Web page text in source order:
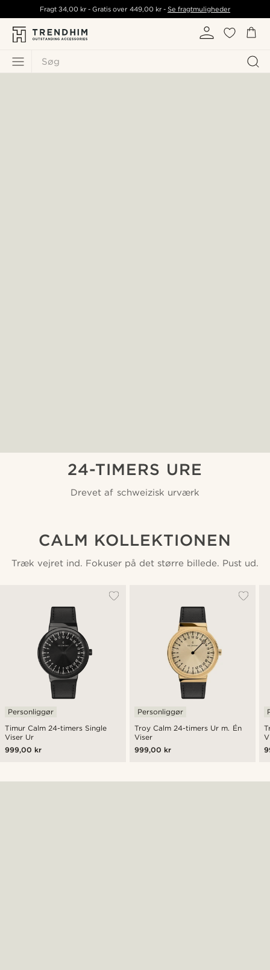
Søg
Fragt34,00 kr - Gratis over 449,00 kr- Se fragtmuligheder
24-TIMERS URE
Drevet af schweizisk urværk
CALM KOLLEKTIONEN
Træk vejret ind. Fokuser på det større billede. Pust ud.
Timur Calm 24-timers Single
Viser Ur
Personliggør
999,00 kr
Troy Calm 24-timers Ur m. Én
Viser
Personliggør
999,00 kr